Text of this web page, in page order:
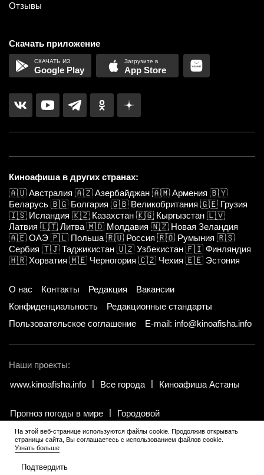
Отзывы
Скачать приложение
Google Play App Store
Киноафиша в других странах:
🇦🇺 Австралия 🇦🇿 Азербайджан 🇦🇲 Армения 🇧🇾
Беларусь 🇧🇬 Болгария 🇬🇧 Великобритания 🇬🇪 Грузия
🇮🇸 Исландия 🇰🇿 Казахстан 🇰🇬 Кыргызстан 🇱🇻
Латвия 🇱🇹 Литва 🇲🇩 Молдавия 🇳🇿 Новая Зеландия
🇦🇪 ОАЭ 🇵🇱 Польша 🇷🇺 Россия 🇷🇴 Румыния 🇷🇸
Сербия 🇹🇯 Таджикистан 🇺🇿 Узбекистан 🇫🇮 Финляндия
🇭🇷 Хорватия 🇲🇪 Черногория 🇨🇿 Чехия 🇪🇪 Эстония
О нас Контакты Редакция
Вакансии
Конфиденциальность
Редакционные стандарты
Пользовательское соглашение
E-mail: info@kinoafisha.info
Наши проекты:
www.kinoafisha.info
Все города Киноафиша Астаны
Прогноз погоды в мире Городовой
© 2002-2026 Все права и материалы принадлежат «Киноафиша».
Копирование информации только с письменного разрешения
редакции.
На этой веб-странице используются файлы cookie. Продолжив открывать
страницы сайта, Вы соглашаетесь с использованием файлов cookie.
Узнать больше
Подтвердить